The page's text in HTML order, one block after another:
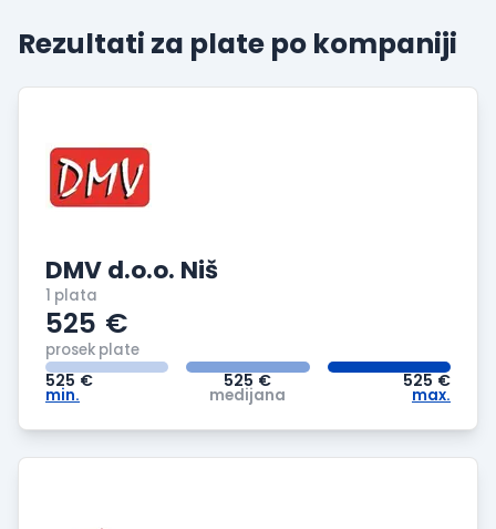
Rezultati za plate po kompaniji
DMV d.o.o. Niš
1 plata
525 €
prosek plate
525 €
min.
525 €
medijana
525 €
max.